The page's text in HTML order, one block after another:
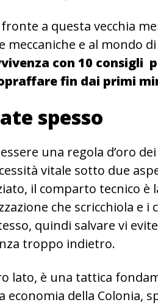
a questa vecchia
meccaniche e al mondo
con 10 consigli
fin dai primi
spesso
una regola d’oro
vitale sotto due
il comparto tecnico è
che scricchiola e
quindi salvare vi
troppo indietro.
lato, è una tattica
economia della Colonia,